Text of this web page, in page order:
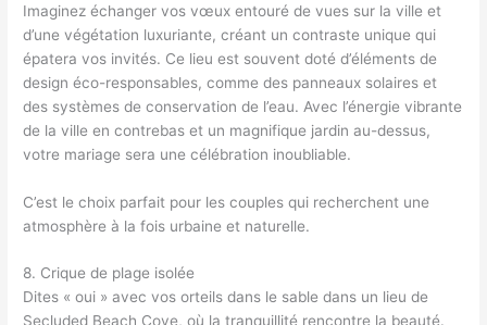
Imaginez échanger vos vœux entouré de vues sur la ville et
d’une végétation luxuriante, créant un contraste unique qui
épatera vos invités. Ce lieu est souvent doté d’éléments de
design éco-responsables, comme des panneaux solaires et
des systèmes de conservation de l’eau. Avec l’énergie vibrante
de la ville en contrebas et un magnifique jardin au-dessus,
votre mariage sera une célébration inoubliable.
C’est le choix parfait pour les couples qui recherchent une
atmosphère à la fois urbaine et naturelle.
8. Crique de plage isolée
Dites « oui » avec vos orteils dans le sable dans un lieu de
Secluded Beach Cove, où la tranquillité rencontre la beauté.